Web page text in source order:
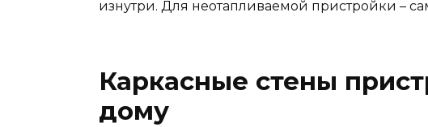
изнутри. Для неотапливаемой пристройки –
Каркасные стены
дому